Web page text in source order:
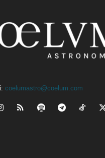
coelumastro@coelum.com